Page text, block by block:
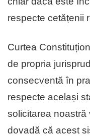
respecte cetățenii
Curtea
de propria
consecventă în
respecte același
solicitarea noastră
dovadă că acest